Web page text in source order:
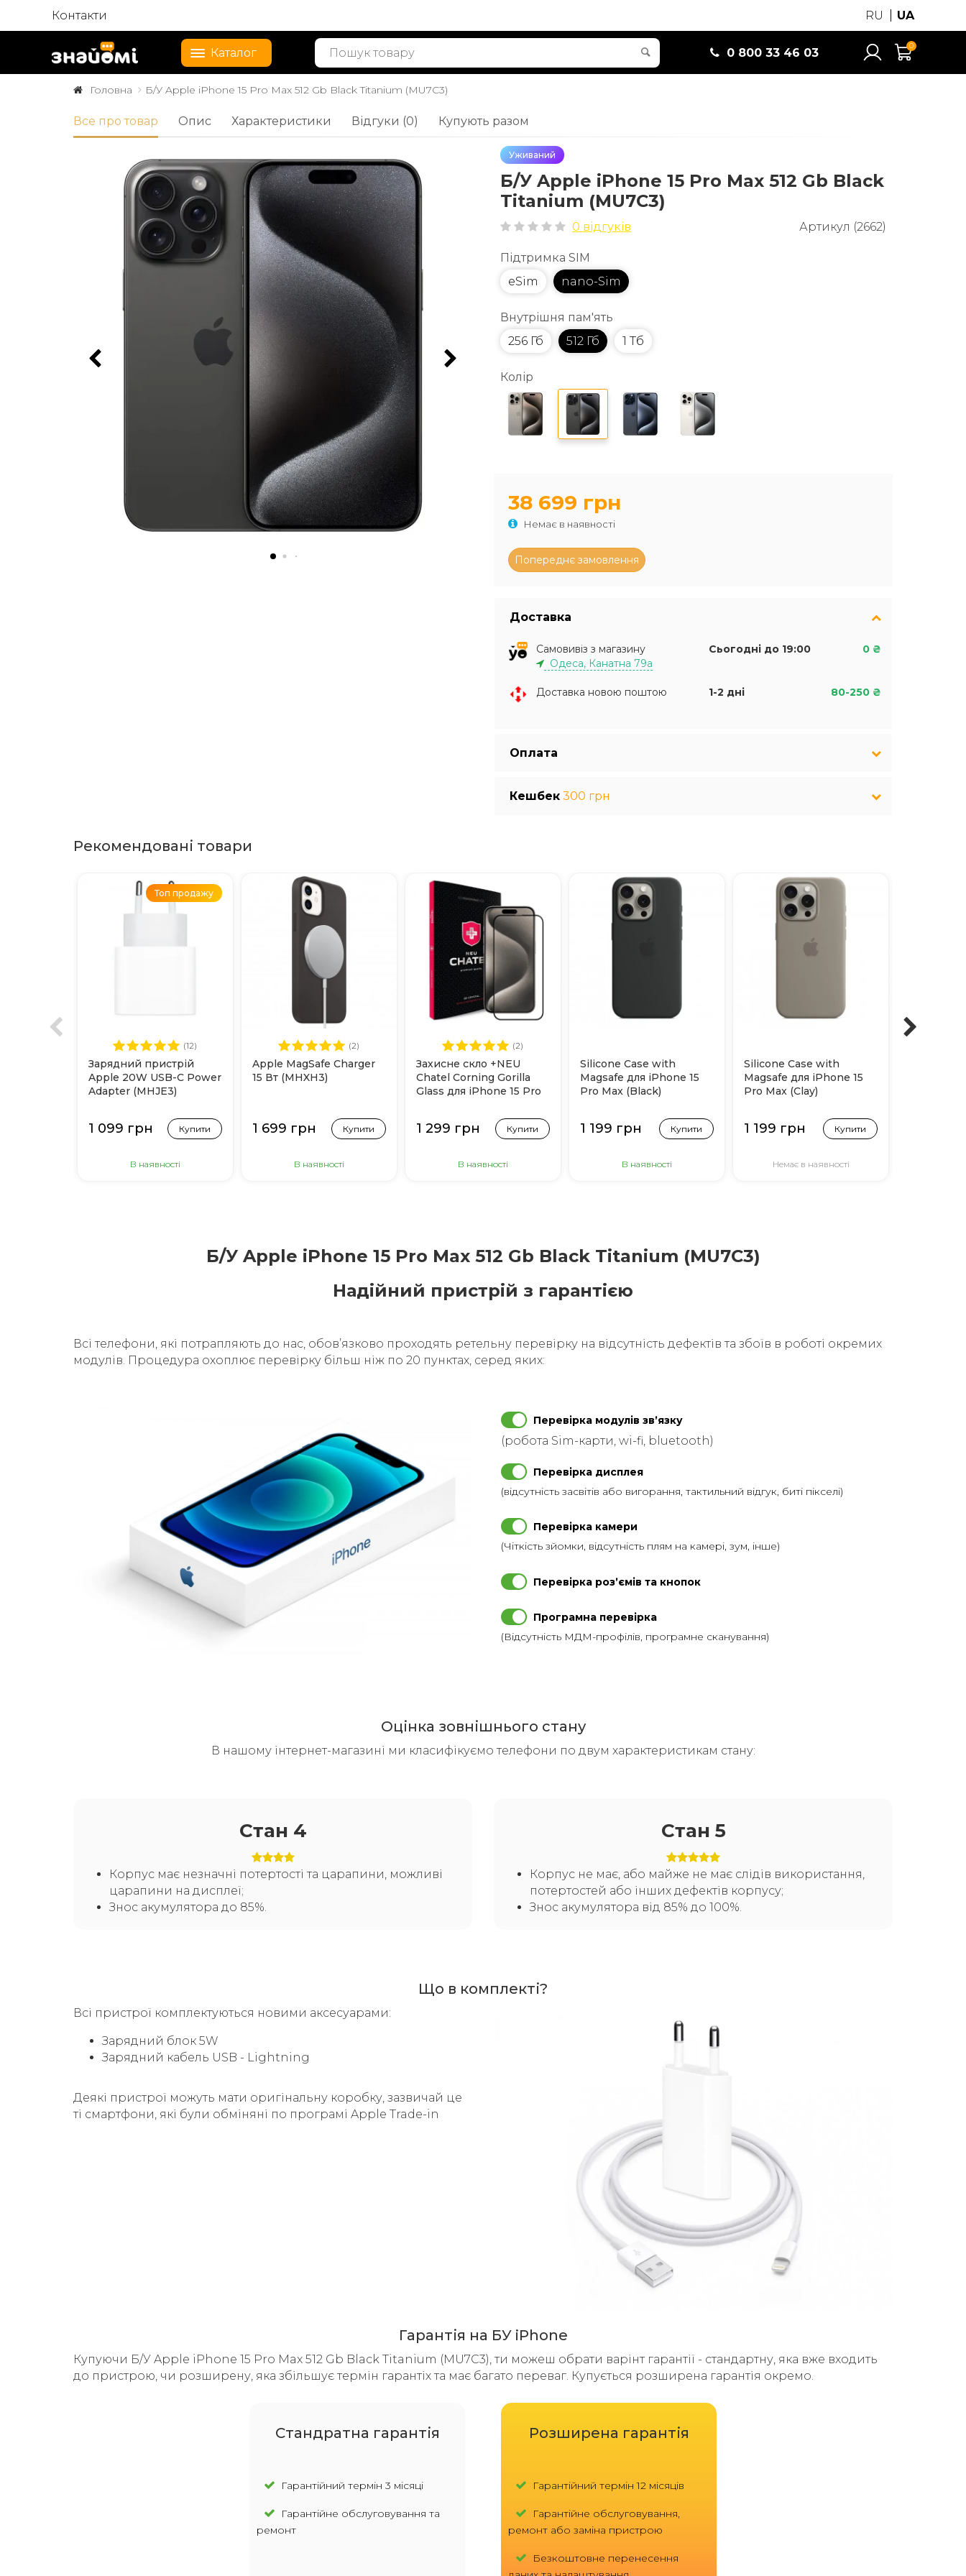
Контакти RU UA
Каталог 0 800 33 46 03
0
Головна Б/У Apple iPhone 15 Pro Max 512 Gb Black Titanium (MU7C3)
Все про товар Опис Характеристики Відгуки (0) Купують разом
Уживаний
Б/У Apple iPhone 15 Pro Max 512 Gb Black
Titanium (MU7C3)
0 відгуків Артикул (2662)
Підтримка SIM
eSim
nano-Sim
Внутрішня пам'ять
256 Гб
512 Гб 1 Тб
Колір
38 699 грн
Немає в наявності
Доставка
Самовивіз з магазину
Одеса, Канатна 79а
Сьогодні до 19:00 0 ₴
Доставка новою поштою 1-2 дні 80-250 ₴
Оплата
Кешбек 300 грн
Рекомендовані товари
Топ продажу
(12)
Зарядний пристрій
Apple 20W USB-C Power
Adapter (MHJE3)
1 099 грн Купити
В наявності
(2)
Apple MagSafe Charger
15 Вт (MHXH3)
1 699 грн Купити
В наявності
(2)
Захисне скло +NEU
Chatel Corning Gorilla
Glass для iPhone 15 Pro
1 299 грн Купити
В наявності
Silicone Case with
Magsafe для iPhone 15
Pro Max (Black)
1 199 грн Купити
В наявності
Silicone Case with
Magsafe для iPhone 15
Pro Max (Clay)
1 199 грн Купити
Немає в наявності
Б/У Apple iPhone 15 Pro Max 512 Gb Black Titanium (MU7C3)
Надійний пристрій з гарантією
Всі телефони, які потрапляють до нас, обовʼязково проходять ретельну перевірку на відсутність дефектів та збоїв в роботі окремих
модулів. Процедура охоплює перевірку більш ніж по 20 пунктах, серед яких:
Перевірка модулів звʼязку
(робота Sim-карти, wi-fi, bluetooth)
Перевірка дисплея
(відсутність засвітів або вигорання, тактильний відгук, биті пікселі)
Перевірка камери
(Чіткість зйомки, відсутність плям на камері, зум, інше)
Перевірка розʼємів та кнопок
Програмна перевірка
(Відсутність МДМ-профілів, програмне сканування)
Оцінка зовнішнього стану
В нашому інтернет-магазині ми класифікуємо телефони по двум характеристикам стану:
Стан 4
Корпус має незначні потертості та царапини, можливі
царапини на дисплеї;
Знос акумулятора до 85%.
Стан 5
Корпус не має, або майже не має слідів використання,
потертостей або інших дефектів корпусу;
Знос акумулятора від 85% до 100%.
Що в комплекті?
Всі пристрої комплектуються новими аксесуарами:
Зарядний блок 5W
Зарядний кабель USB - Lightning
Деякі пристрої можуть мати оригінальну коробку, зазвичай це
ті смартфони, які були обміняні по програмі Apple Trade-in
Гарантія на БУ iPhone
Купуючи Б/У Apple iPhone 15 Pro Max 512 Gb Black Titanium (MU7C3), ти можеш обрати варінт гарантії - стандартну, яка вже входить
до пристрою, чи розширену, яка збільшує термін гарантіх та має багато переваг. Купується розширена гарантія окремо.
Cтандратна гарантія
Гарантійний термін 3 місяці
Гарантійне обслуговування та
ремонт
Розширена гарантія
Гарантійний термін 12 місяців
Гарантійне обслуговування,
ремонт або заміна пристрою
Безкоштовне перенесення